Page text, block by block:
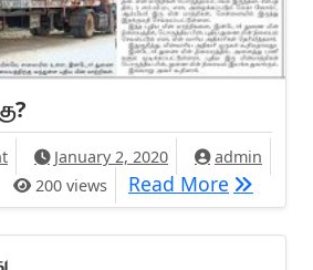
on இன்டோர் எதற்கு?
January 2, 2020
admin
200 views
Read More இன்டோர்